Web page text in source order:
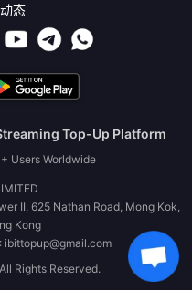
态
Top-Up Platform
Users Worldwide
II, 625 Nathan Road, Mong Kok,
Kong
ibittopup@gmail.com
Rights Reserved.